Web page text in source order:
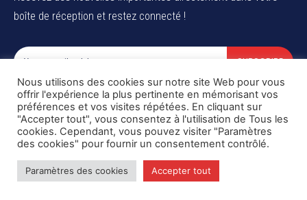
boîte de réception et restez connecté !
SUBSCRIBE
I've read and accept thePrivacy Policy.
Copyright © DiaspoRDC. All rights reserved
Nous utilisons des cookies sur notre site Web pour vous
offrir l'expérience la plus pertinente en mémorisant vos
préférences et vos visites répétées. En cliquant sur
"Accepter tout", vous consentez à l'utilisation de Tous les
cookies. Cependant, vous pouvez visiter "Paramètres
des cookies" pour fournir un consentement contrôlé.
Paramètres des cookies Accepter tout